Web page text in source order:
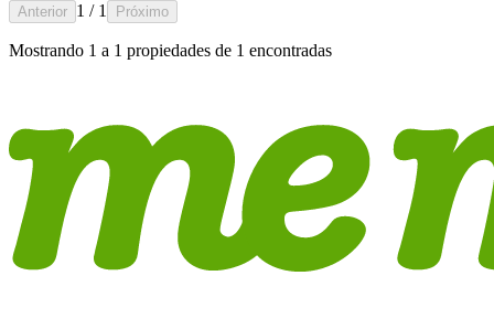
Anterior 1 / 1 Próximo
Mostrando 1 a 1 propiedades de 1 encontradas